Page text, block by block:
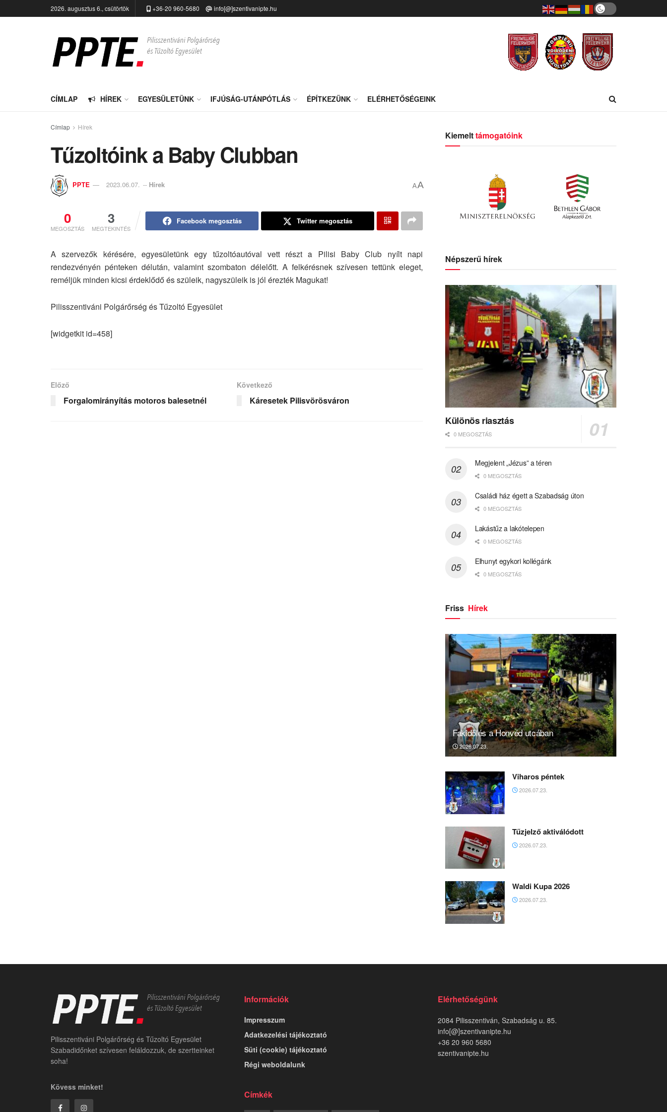
2026. augusztus 6., csütörtök +36-20 960-5680 info[@]szentivanipte.hu
CÍMLAP HÍREK EGYESÜLETÜNK IFJÚSÁG-UTÁNPÓTLÁS ÉPÍTKEZÜNK ELÉRHETŐSÉGEINK
Címlap Hírek
Tűzoltóink a Baby Clubban
PPTE 2023.06.07. -- Hírek AA
0
MEGOSZTÁS
3
MEGTEKINTÉS
Facebook megosztás Twitter megosztás
A szervezők kérésére, egyesületünk egy tűzoltóautóval vett részt a Pilisi Baby Club nyílt napi
rendezvényén pénteken délután, valamint szombaton délelőtt. A felkérésnek szívesen tettünk eleget,
reméljük minden kicsi érdeklődő és szüleik, nagyszüleik is jól érezték Magukat!
Pilisszentiváni Polgárőrség és Tűzoltó Egyesület
[widgetkit id=458]
Előző
Forgalomirányítás motoros balesetnél
Következő
Káresetek Pilisvörösváron
Kiemelttámogatóink
Népszerű hírek
Különös riasztás
0 MEGOSZTÁS
Megjelent „Jézus” a téren
0 MEGOSZTÁS
Családi ház égett a Szabadság úton
0 MEGOSZTÁS
Lakástűz a lakótelepen
0 MEGOSZTÁS
Elhunyt egykori kollégánk
0 MEGOSZTÁS
Friss Hírek
Fakidőlés a Honvéd utcában
2026.07.23.
Viharos péntek
2026.07.23.
Tűzjelző aktiválódott
2026.07.23.
Waldi Kupa 2026
2026.07.23.
Pilisszentiváni Polgárőrség és Tűzoltó Egyesület
Szabadidőnket szívesen feláldozzuk, de szertteinket
soha!
Kövess minket!
Információk
Impresszum
Adatkezelési tájékoztató
Süti (cookie) tájékoztató
Régi weboldalunk
Címkék
Elérhetőségünk
2084 Pilisszentiván, Szabadság u. 85.
info[@]szentivanipte.hu
+36 20 960 5680
szentivanipte.hu